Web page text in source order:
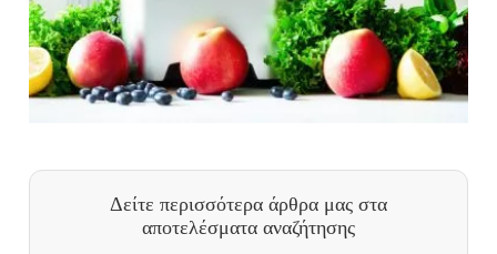
Δείτε περισσότερα άρθρα μας στα
αποτελέσματα αναζήτησης